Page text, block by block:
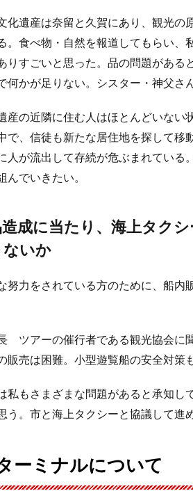
遺産は奈留と久賀にあり、観光の
。食べ物・自然を報道してもらい
りすごいと思った。品の問題があ
何かが足りない。シスター・神父さ
の近隣に住む人はほとんどいない
で、信徒も新たな居住地を探して
人が流出して存続が危ぶまれてい
んでいきたい。
成に当たり、海上タク
いか
力をされている方のために、船内
ツアーの催行者である観光協会に
販売は困難。小型遊覧船の安全対策
もさまざまな問題があると承知し
う。市と海上タクシーと協議して進
ーミナルについて